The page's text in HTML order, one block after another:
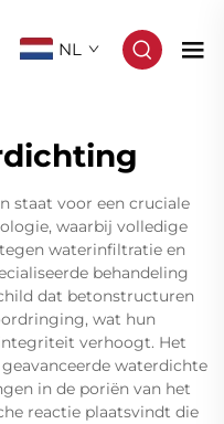
NL
staat voor een cruciale
waarbij volledige
waterinfiltratie en
behandeling
dat betonstructuren
wat hun
verhoogt. Het
waterdichte
in de poriën van het
reactie plaatsvindt die